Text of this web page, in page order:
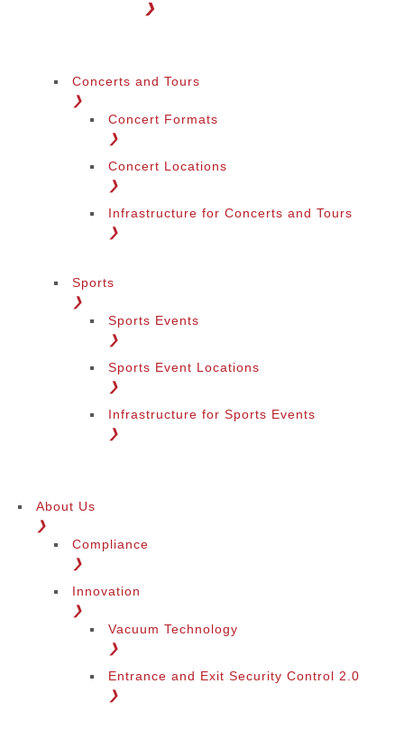
❯
Concerts and Tours
❯
Concert Formats
❯
Concert Locations
❯
Infrastructure for Concerts and Tours
❯
Sports
❯
Sports Events
❯
Sports Event Locations
❯
Infrastructure for Sports Events
❯
About Us
❯
Compliance
❯
Innovation
❯
Vacuum Technology
❯
Entrance and Exit Security Control 2.0
❯